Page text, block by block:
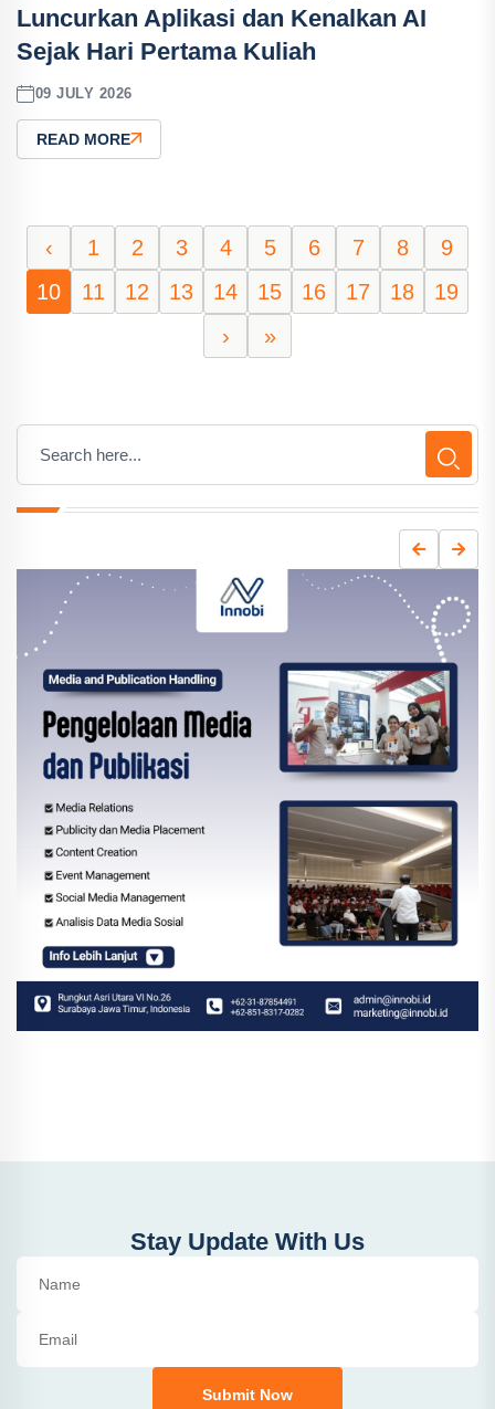
Luncurkan Aplikasi dan Kenalkan AI
Sejak Hari Pertama Kuliah
09 JULY 2026
READ MORE
‹ 1 2 3 4 5 6 7 8
9
10
11 12 13 14 15 16 17 18
19
›
»
Stay Update With Us
Submit Now